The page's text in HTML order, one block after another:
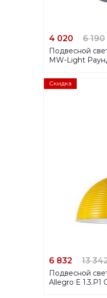
4 020 6 190
Подвесной
MW-Light
Скидка
6 832 13
Подвесной
Allegro E 1.3.P1